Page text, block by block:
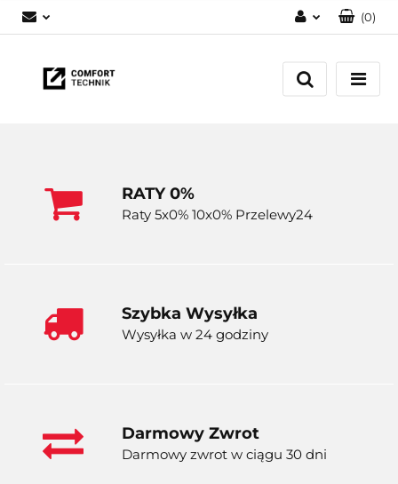
Zaloguj się
Zarejestruj się
(0)
RATY 0%
Raty 5x0% 10x0% Przelewy24
Szybka Wysyłka
Wysyłka w 24 godziny
Darmowy Zwrot
Darmowy zwrot w ciągu 30 dni